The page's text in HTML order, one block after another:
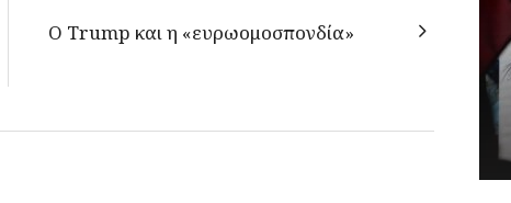
O Τrump και η «ευρωομοσπονδία»